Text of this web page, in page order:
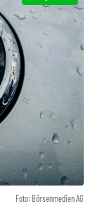
Foto: Börsenmedien AG